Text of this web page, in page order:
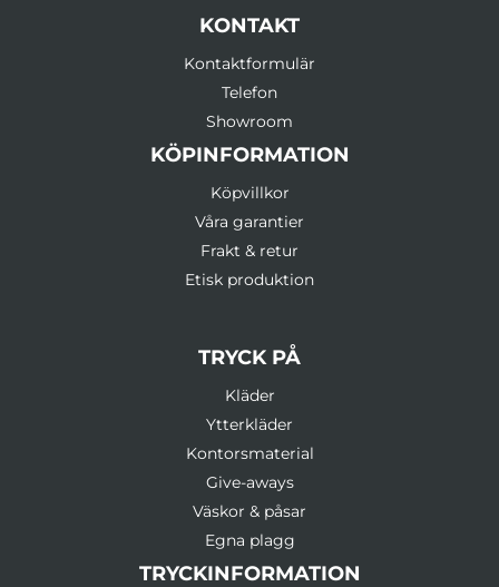
KONTAKT
Kontaktformulär
Telefon
Showroom
KÖPINFORMATION
Köpvillkor
Våra garantier
Frakt & retur
Etisk produktion
TRYCK PÅ
Kläder
Ytterkläder
Kontorsmaterial
Give-aways
Väskor & påsar
Egna plagg
TRYCKINFORMATION